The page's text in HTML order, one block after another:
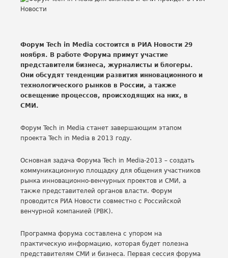
Форум Tech in Media состоится в РИА Новости 29
ноября. В работе Форума примут участие
представители бизнеса, журналисты и блогеры.
Они обсудят тенденции развития инновационного и
технологического рынков в России, а также
освещение процессов, происходящих на них, в
СМИ.
Форум Tech in Media станет завершающим этапом
проекта Tech in Media в 2013 году.
Основная задача Форума Tech in Media-2013 – создать
коммуникационную площадку для общения участников
рынка инновационно-венчурных проектов и СМИ, а
также представителей органов власти. Форум
проводится РИА Новости совместно с Российской
венчурной компанией (РВК).
Программа форума составлена с упором на
практическую информацию, которая будет полезна
представителям СМИ и бизнеса. Первая сессия форума